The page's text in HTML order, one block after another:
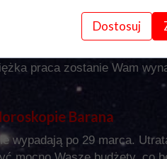
szukają pracy, powinny
stabilna i dobrze
nowej pracy i przeszkodzą
praca zostanie Wam
Barana
wypadają po 29 marca.
Dostosuj